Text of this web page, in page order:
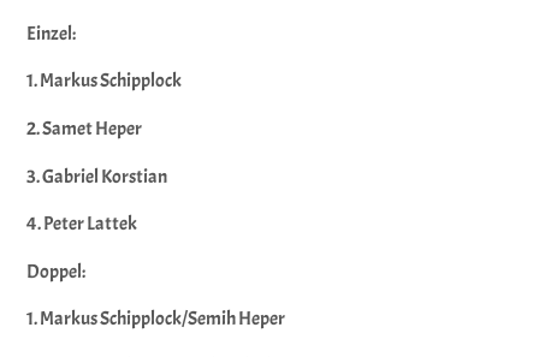
Einzel:
1. Markus Schipplock
2. Samet Heper
3. Gabriel Korstian
4. Peter Lattek
Doppel:
1. Markus Schipplock/Semih Heper